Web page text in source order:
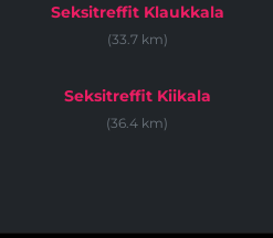
Seksitreffit Klaukkala
(33.7 km)
Seksitreffit Kiikala
(36.4 km)